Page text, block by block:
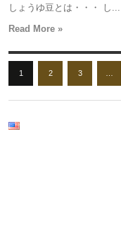
しょうゆ豆とは・・・ し...
Read More »
1 2 3